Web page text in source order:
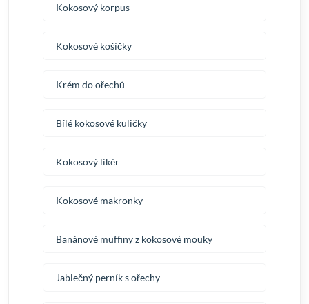
Kokosový korpus
Kokosové košíčky
Krém do ořechů
Bílé kokosové kuličky
Kokosový likér
Kokosové makronky
Banánové muffiny z kokosové mouky
Jablečný perník s ořechy